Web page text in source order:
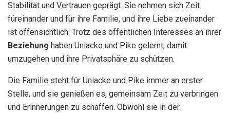
Stabilität und Vertrauen geprägt. Sie nehmen sich Zeit
füreinander und für ihre Familie, und ihre Liebe zueinander
ist offensichtlich. Trotz des öffentlichen Interesses an ihrer
Beziehung haben Uniacke und Pike gelernt, damit
umzugehen und ihre Privatsphäre zu schützen.
Die Familie steht für Uniacke und Pike immer an erster
Stelle, und sie genießen es, gemeinsam Zeit zu verbringen
und Erinnerungen zu schaffen. Obwohl sie in der